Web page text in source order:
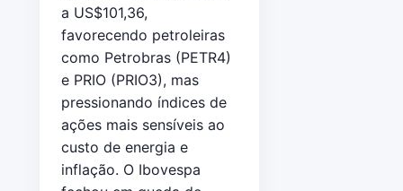
a US$101,36,
favorecendo petroleiras
como Petrobras (PETR4)
e PRIO (PRIO3), mas
pressionando índices de
ações mais sensíveis ao
custo de energia e
inflação. O Ibovespa